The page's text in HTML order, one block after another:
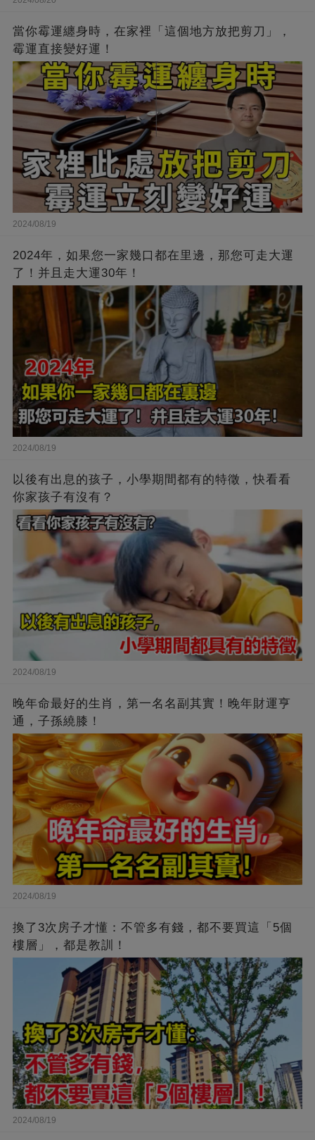
當你霉運纏身時，在家裡「這個地方放把剪刀」，
霉運直接變好運！
2024/08/19
2024年，如果您一家幾口都在里邊，那您可走大運
了！并且走大運30年！
2024/08/19
以後有出息的孩子，小學期間都有的特徵，快看看
你家孩子有沒有？
2024/08/19
晚年命最好的生肖，第一名名副其實！晚年財運亨
通，子孫繞膝！
2024/08/19
換了3次房子才懂：不管多有錢，都不要買這「5個
樓層」，都是教訓！
2024/08/19